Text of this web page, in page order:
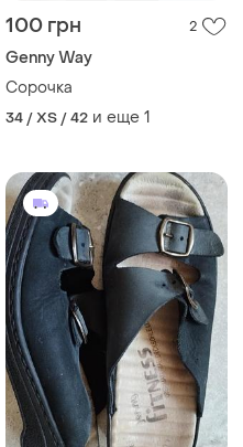
100 грн 2
Genny Way
Сорочка
34 / XS / 42 и еще 1